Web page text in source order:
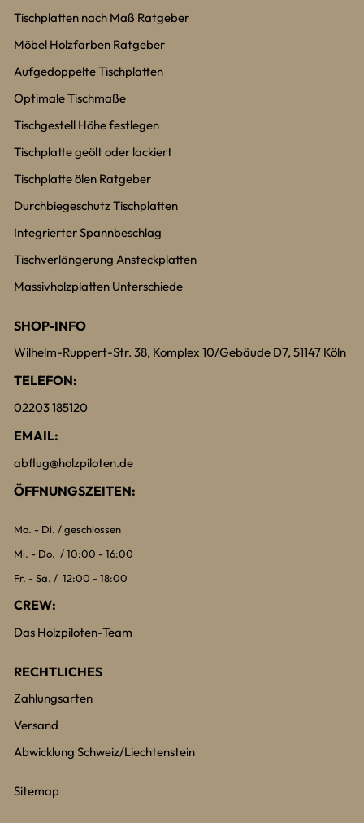
Tischplatten nach Maß Ratgeber
Möbel Holzfarben Ratgeber
Aufgedoppelte Tischplatten
Optimale Tischmaße
Tischgestell Höhe festlegen
Tischplatte geölt oder lackiert
Tischplatte ölen Ratgeber
Durchbiegeschutz Tischplatten
Integrierter Spannbeschlag
Tischverlängerung Ansteckplatten
Massivholzplatten Unterschiede
SHOP-INFO
Wilhelm-Ruppert-Str. 38, Komplex 10/Gebäude D7, 51147 Köln
TELEFON:
02203 185120
EMAIL:
abflug@holzpiloten.de
ÖFFNUNGSZEITEN:
Mo. - Di. / geschlossen
Mi. - Do. / 10:00 - 16:00
Fr. - Sa. / 12:00 - 18:00
CREW:
Das Holzpiloten-Team
RECHTLICHES
Zahlungsarten
Versand
Abwicklung Schweiz/Liechtenstein
Sitemap